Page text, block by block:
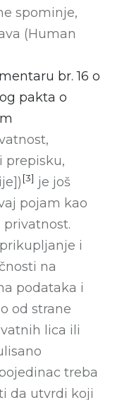
spominje,
(Human
br. 16 o
pakta o
prepisku,
[3] je još
pojam kao
privatnost.
i
na
podataka i
od strane
lica ili
treba
da utvrdi koji